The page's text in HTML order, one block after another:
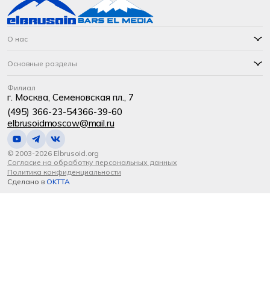
О нас
Основные разделы
Филиал
г. Москва, Семеновская пл., 7
(495) 366-23-54366-39-60
elbrusoidmoscow@mail.ru
© 2003-2026 Elbrusoid.org
Согласие на обработку персональных данных
Политика конфиденциальности
Сделано в OKTTA